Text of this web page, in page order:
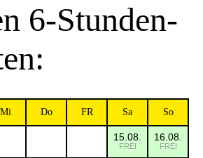
6-Stunden-
Mi Do FR Sa So
15.08.
FREI
16.08.
FREI